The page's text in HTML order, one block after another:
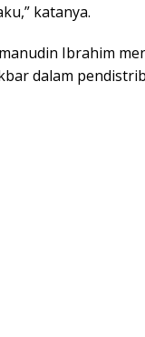
katanya.
Ibrahim
dalam